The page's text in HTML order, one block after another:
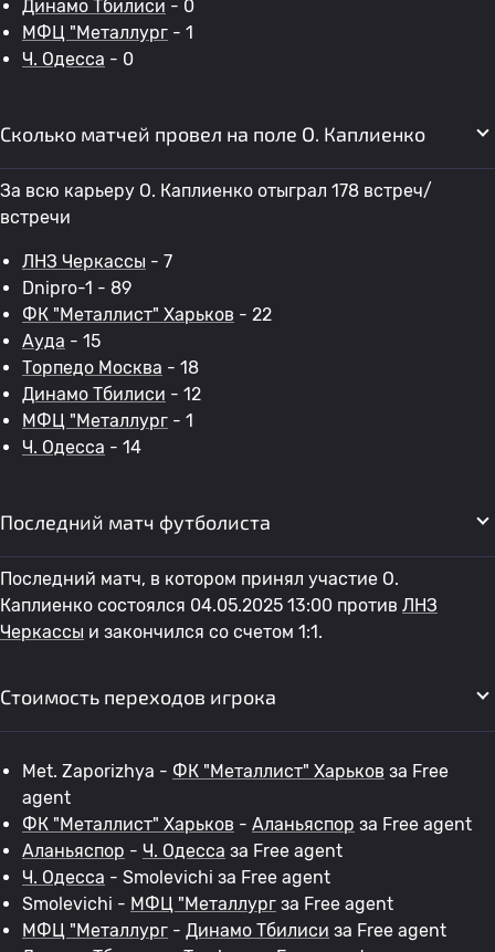
Динамо Тбилиси - 0
МФЦ "Металлург - 1
Ч. Одесса - 0
Сколько матчей провел на поле O. Каплиенко
За всю карьеру O. Каплиенко отыграл 178 встреч/
встречи
ЛНЗ Черкассы - 7
Dnipro-1 - 89
ФК "Металлист" Харьков - 22
Ауда - 15
Торпедо Москва - 18
Динамо Тбилиси - 12
МФЦ "Металлург - 1
Ч. Одесса - 14
Последний матч футболиста
Последний матч, в котором принял участие O.
Каплиенко состоялся 04.05.2025 13:00 против ЛНЗ
Черкассы и закончился со счетом 1:1.
Стоимость переходов игрока
Met. Zaporizhya - ФК "Металлист" Харьков за Free
agent
ФК "Металлист" Харьков - Аланьяспор за Free agent
Аланьяспор - Ч. Одесса за Free agent
Ч. Одесса - Smolevichi за Free agent
Smolevichi - МФЦ "Металлург за Free agent
МФЦ "Металлург - Динамо Тбилиси за Free agent